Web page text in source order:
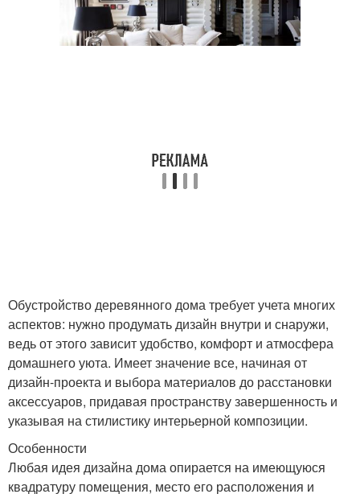
Обустройство деревянного дома требует учета многих
аспектов: нужно продумать дизайн внутри и снаружи,
ведь от этого зависит удобство, комфорт и атмосфера
домашнего уюта. Имеет значение все, начиная от
дизайн-проекта и выбора материалов до расстановки
аксессуаров, придавая пространству завершенность и
указывая на стилистику интерьерной композиции.
Особенности
Любая идея дизайна дома опирается на имеющуюся
квадратуру помещения, место его расположения и